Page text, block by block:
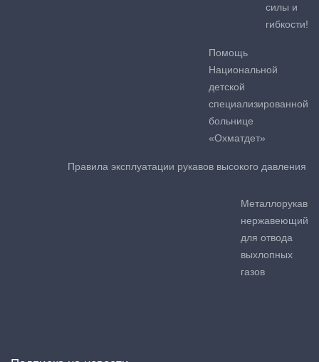
силы и
гибкости!
Помощь
Национальной
детской
специализированной
больнице
«Охматдет»
Правила эксплуатации рукавов высокого давления
Металлорукав
нержавеющий
для отвода
выхлопных
газов